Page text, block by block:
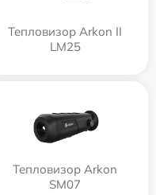
Тепловизор Arkon II
LM25
Тепловизор Arkon
SM07